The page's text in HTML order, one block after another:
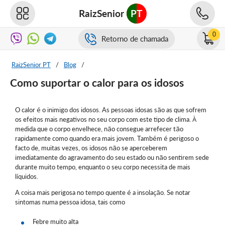
RaizSenior PT
Retorno de chamada 0
RaizSenior PT / Blog /
Como suportar o calor para os idosos
O calor é o inimigo dos idosos. As pessoas idosas são as que sofrem
os efeitos mais negativos no seu corpo com este tipo de clima. À
medida que o corpo envelhece, não consegue arrefecer tão
rapidamente como quando era mais jovem. Também é perigoso o
facto de, muitas vezes, os idosos não se aperceberem
imediatamente do agravamento do seu estado ou não sentirem sede
durante muito tempo, enquanto o seu corpo necessita de mais
líquidos.
A coisa mais perigosa no tempo quente é a insolação. Se notar
sintomas numa pessoa idosa, tais como
Febre muito alta